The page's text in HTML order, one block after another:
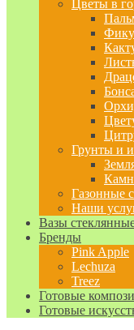
Цветы в
Грунты и
Газонные
Наши
Вазы
Бренды
Pink Apple
Lechuza
Treez
Готовые
Готовые